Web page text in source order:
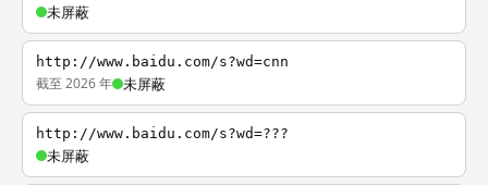
未屏蔽
http://www.baidu.com/s?wd=cnn
截至 2026 年 未屏蔽
http://www.baidu.com/s?wd=???
未屏蔽